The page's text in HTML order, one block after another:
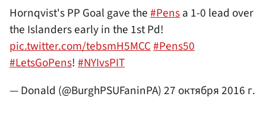
Hornqvist's PP Goal gave the#Pensa 1-0 lead over
the Islanders early in the 1st Pd!
pic.twitter.com/tebsmH5MCC#Pens50
#LetsGoPens! #NYIvsPIT
— Donald (@BurghPSUFaninPA)27 октября 2016 г.